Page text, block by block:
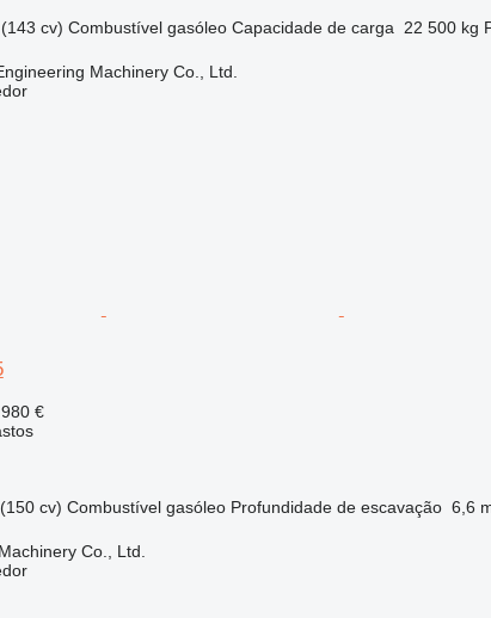
cv) Combustível gasóleo Capacidade de carga 22 500 kg
Machinery Co., Ltd.
€
cv) Combustível gasóleo Profundidade de escavação 6,6
Co., Ltd.